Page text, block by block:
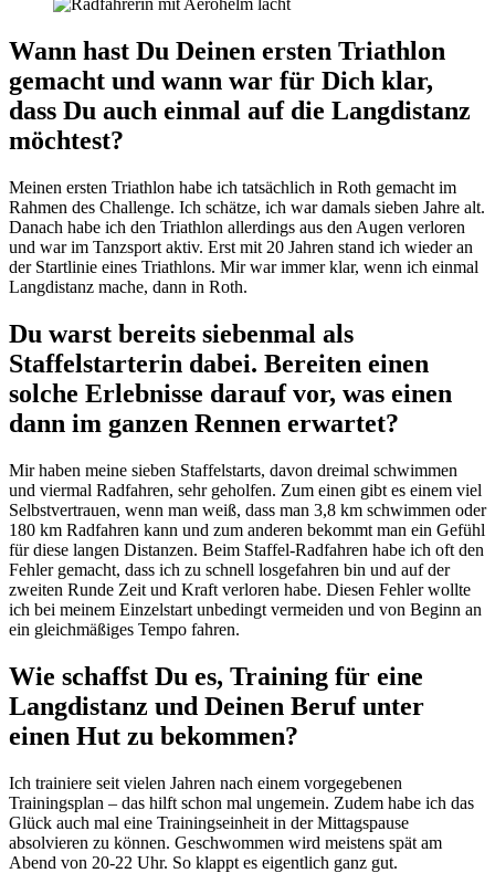
Wann hast Du Deinen ersten Triathlon
gemacht und wann war für Dich klar,
dass Du auch einmal auf die Langdistanz
möchtest?
Meinen ersten Triathlon habe ich tatsächlich in Roth gemacht im
Rahmen des Challenge. Ich schätze, ich war damals sieben Jahre alt.
Danach habe ich den Triathlon allerdings aus den Augen verloren
und war im Tanzsport aktiv. Erst mit 20 Jahren stand ich wieder an
der Startlinie eines Triathlons. Mir war immer klar, wenn ich einmal
Langdistanz mache, dann in Roth.
Du warst bereits siebenmal als
Staffelstarterin dabei. Bereiten einen
solche Erlebnisse darauf vor, was einen
dann im ganzen Rennen erwartet?
Mir haben meine sieben Staffelstarts, davon dreimal schwimmen
und viermal Radfahren, sehr geholfen. Zum einen gibt es einem viel
Selbstvertrauen, wenn man weiß, dass man 3,8 km schwimmen oder
180 km Radfahren kann und zum anderen bekommt man ein Gefühl
für diese langen Distanzen. Beim Staffel-Radfahren habe ich oft den
Fehler gemacht, dass ich zu schnell losgefahren bin und auf der
zweiten Runde Zeit und Kraft verloren habe. Diesen Fehler wollte
ich bei meinem Einzelstart unbedingt vermeiden und von Beginn an
ein gleichmäßiges Tempo fahren.
Wie schaffst Du es, Training für eine
Langdistanz und Deinen Beruf unter
einen Hut zu bekommen?
Ich trainiere seit vielen Jahren nach einem vorgegebenen
Trainingsplan – das hilft schon mal ungemein. Zudem habe ich das
Glück auch mal eine Trainingseinheit in der Mittagspause
absolvieren zu können. Geschwommen wird meistens spät am
Abend von 20-22 Uhr. So klappt es eigentlich ganz gut.